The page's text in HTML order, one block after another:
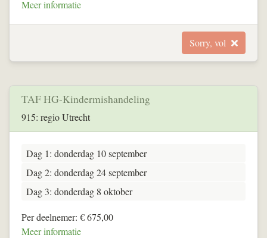
Meer informatie
Sorry, vol
TAF HG-Kindermishandeling
915: regio Utrecht
Dag 1: donderdag 10 september
Dag 2: donderdag 24 september
Dag 3: donderdag 8 oktober
Per deelnemer: € 675,00
Meer informatie